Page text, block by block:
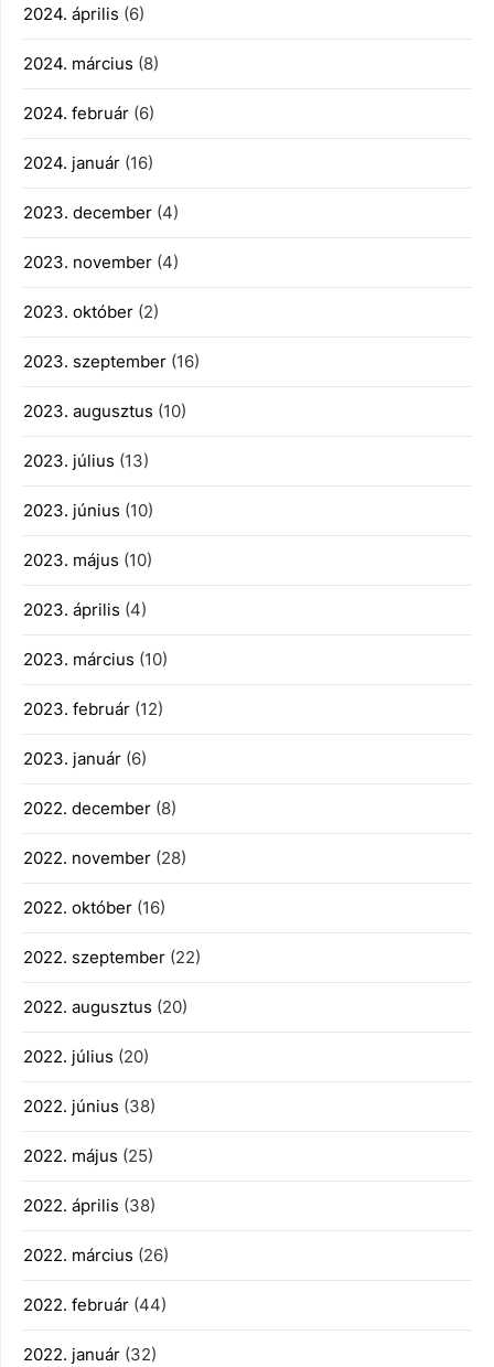
2024. április (6)
2024. március (8)
2024. február (6)
2024. január (16)
2023. december (4)
2023. november (4)
2023. október (2)
2023. szeptember (16)
2023. augusztus (10)
2023. július (13)
2023. június (10)
2023. május (10)
2023. április (4)
2023. március (10)
2023. február (12)
2023. január (6)
2022. december (8)
2022. november (28)
2022. október (16)
2022. szeptember (22)
2022. augusztus (20)
2022. július (20)
2022. június (38)
2022. május (25)
2022. április (38)
2022. március (26)
2022. február (44)
2022. január (32)